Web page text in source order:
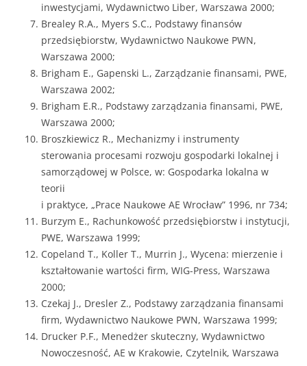
inwestycjami, Wydawnictwo Liber, Warszawa 2000;
Brealey R.A., Myers S.C., Podstawy finansów
przedsiębiorstw, Wydawnictwo Naukowe PWN,
Warszawa 2000;
Brigham E., Gapenski L., Zarządzanie finansami, PWE,
Warszawa 2002;
Brigham E.R., Podstawy zarządzania finansami, PWE,
Warszawa 2000;
Broszkiewicz R., Mechanizmy i instrumenty
sterowania procesami rozwoju go­spodarki lokalnej i
samorządowej w Polsce, w: Gospodarka lokalna w
teorii
i praktyce, „Prace Naukowe AE Wrocław” 1996, nr 734;
Burzym E., Rachunkowość przedsiębiorstw i instytucji,
PWE, Warszawa 1999;
Copeland T., Koller T., Murrin J., Wycena: mierzenie i
kształtowanie wartości firm, WIG-Press, Warszawa
2000;
Czekaj J., Dresler Z., Podstawy zarządzania finansami
firm, Wydawnictwo Naukowe PWN, Warszawa 1999;
Drucker P.F., Menedżer skuteczny, Wydawnictwo
Nowoczesność, AE w Krakowie, Czytelnik, Warszawa